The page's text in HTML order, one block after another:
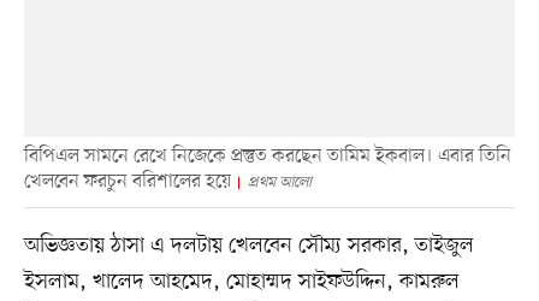
বিপিএল সামনে রেখে নিজেকে প্রস্তুত করছেন তামিম ইকবাল। এবার তিনি
খেলবেন ফরচুন বরিশালের হয়ে
প্রথম আলো
অভিজ্ঞতায় ঠাসা এ দলটায় খেলবেন সৌম্য সরকার, তাইজুল
ইসলাম, খালেদ আহমেদ, মোহাম্মদ সাইফউদ্দিন, কামরুল